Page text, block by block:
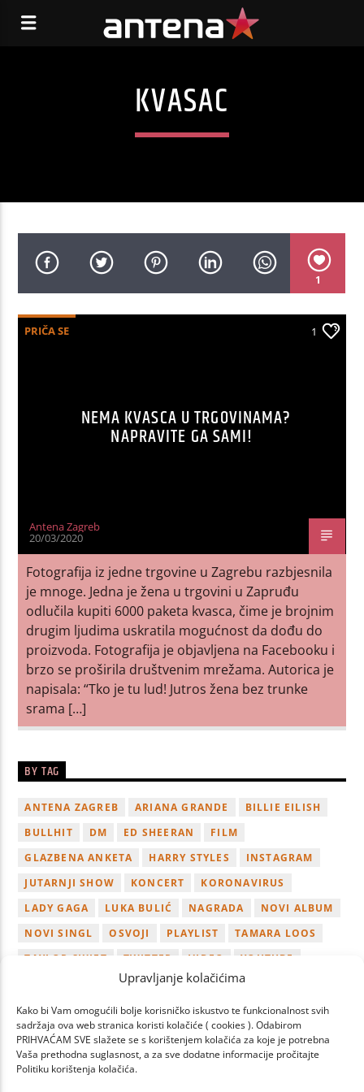
Upravljanje kolačićima
Kako bi Vam omogućili bolje korisničko iskustvo te funkcionalnost svih
sadržaja ova web stranica koristi kolačiće ( cookies ). Odabirom
PRIHVAĆAM SVE slažete se s korištenjem kolačića za koje je potrebna
Vaša prethodna suglasnost, a za sve dodatne informacije pročitajte
Politiku korištenja kolačića.
KVASAC
1
PRIČA SE 1
NEMA KVASCA U TRGOVINAMA?
NAPRAVITE GA SAMI!
Antena Zagreb
20/03/2020
Fotografija iz jedne trgovine u Zagrebu razbjesnila
je mnoge. Jedna je žena u trgovini u Zapruđu
odlučila kupiti 6000 paketa kvasca, čime je brojnim
drugim ljudima uskratila mogućnost da dođu do
proizvoda. Fotografija je objavljena na Facebooku i
brzo se proširila društvenim mrežama. Autorica je
napisala: “Tko je tu lud! Jutros žena bez trunke
srama […]
BY TAG
ANTENA ZAGREB ARIANA GRANDE
BILLIE EILISH
BULLHIT
DM ED SHEERAN
FILM
GLAZBENA ANKETA
HARRY STYLES
INSTAGRAM
JUTARNJI SHOW
KONCERT
KORONAVIRUS
LADY GAGA
LUKA BULIĆ NAGRADA
NOVI ALBUM
NOVI SINGL
OSVOJI PLAYLIST
TAMARA LOOS
TAYLOR SWIFT
TWITTER VIDEO
YOUTUBE